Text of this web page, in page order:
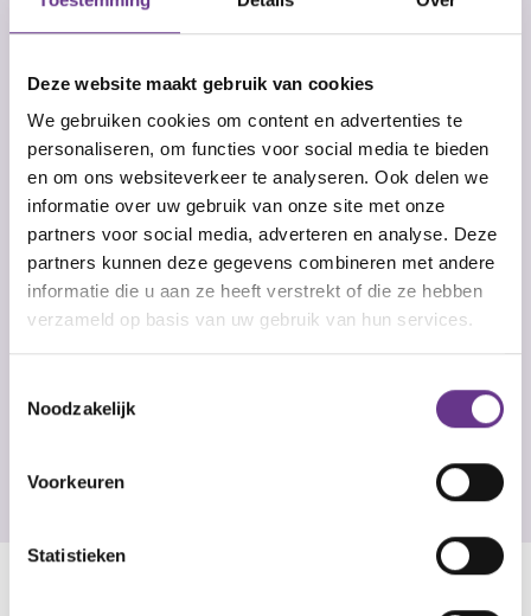
Deze website maakt gebruik van cookies
We gebruiken cookies om content en advertenties te
personaliseren, om functies voor social media te bieden
en om ons websiteverkeer te analyseren. Ook delen we
informatie over uw gebruik van onze site met onze
partners voor social media, adverteren en analyse. Deze
partners kunnen deze gegevens combineren met andere
informatie die u aan ze heeft verstrekt of die ze hebben
verzameld op basis van uw gebruik van hun services.
Noodzakelijk
Voorkeuren
Statistieken
Er is bij De Witte Olifant een voortdurend proces
gaande, een soort cyclus die inhoudt dat je vanuit
het interesseveld, openheid en gelegenheid voor
nieuwe projecten, nieuwe terreinen ontdekt en
daarmee talenten van jezelf laat zien. Met als
resultaat nieuwe bekwaamheden, die je weer op
nieuwe terreinen brengen. Je kan hier ook een
stage volgen.